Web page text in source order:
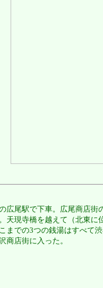
広尾駅で下車。広尾商店街
天現寺橋を越えて（北東に
までの3つの銭湯はすべて
商店街に入った。